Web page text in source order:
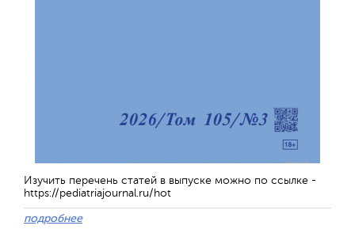
Изучить перечень статей в выпуске можно по ссылке -
https://pediatriajournal.ru/hot
подробнее
Обратная